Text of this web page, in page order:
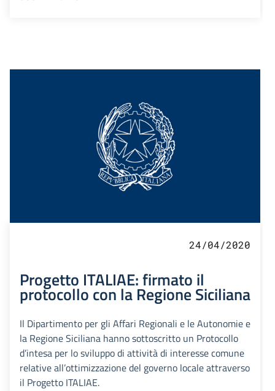
24/04/2020
Progetto ITALIAE: firmato il
protocollo con la Regione Siciliana
Il Dipartimento per gli Affari Regionali e le Autonomie e
la Regione Siciliana hanno sottoscritto un Protocollo
d’intesa per lo sviluppo di attività di interesse comune
relative all’ottimizzazione del governo locale attraverso
il Progetto ITALIAE.